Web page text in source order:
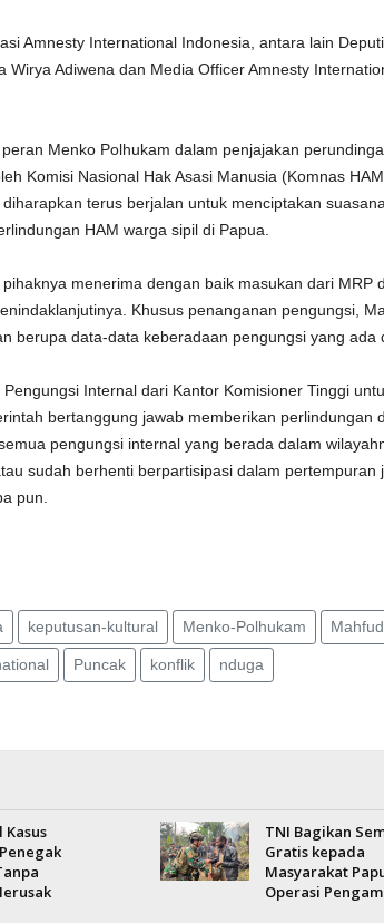
Amnesty International Indonesia, antara lain
Wirya Adiwena dan Media Officer Amnesty
Menko Polhukam dalam penjajakan
Komisi Nasional Hak Asasi Manusia (Komnas
terus berjalan untuk menciptakan
HAM warga sipil di Papua.
menerima dengan baik masukan dari MRP
Khusus penanganan pengungsi,
berupa data-data keberadaan pengungsi yang ada
Internal dari Kantor Komisioner Tinggi
bertanggung jawab memberikan perlindungan
pengungsi internal yang berada dalam
sudah berhenti berpartisipasi dalam pertempuran
pun.
keputusan-kultural Menko-Polhukam
Puncak konflik nduga
Kasus
TNI Bagikan
Gratis kepada
Masyarakat
Operasi